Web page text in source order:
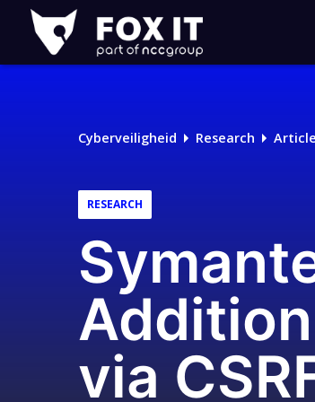
Fox-
IT
Cyberveiligheid Research
RESEARCH
via